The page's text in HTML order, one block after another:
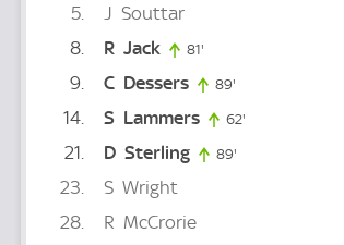
5 J Souttar
8
R Jack 81'
9 C Dessers 89'
14 S Lammers 62'
21 D Sterling 89'
23 S Wright
28
R McCrorie